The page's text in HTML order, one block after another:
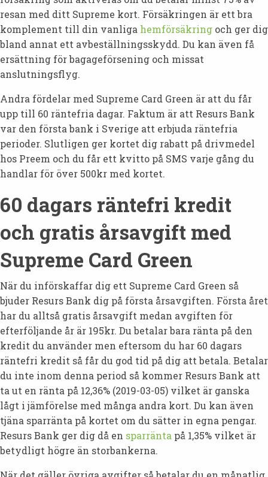
resan med ditt Supreme kort. Försäkringen är ett bra
komplement till din vanliga hemförsäkring och ger dig
bland annat ett avbeställningsskydd. Du kan även få
ersättning för bagageförsening och missat
anslutningsflyg.
Andra fördelar med Supreme Card Green är att du får
upp till 60 räntefria dagar. Faktum är att Resurs Bank
var den första bank i Sverige att erbjuda räntefria
perioder. Slutligen ger kortet dig rabatt på drivmedel
hos Preem och du får ett kvitto på SMS varje gång du
handlar för över 500kr med kortet.
60 dagars räntefri kredit
och gratis årsavgift med
Supreme Card Green
När du införskaffar dig ett Supreme Card Green så
bjuder Resurs Bank dig på första årsavgiften. Första året
har du alltså gratis årsavgift medan avgiften för
efterföljande år är 195kr. Du betalar bara ränta på den
kredit du använder men eftersom du har 60 dagars
räntefri kredit så får du god tid på dig att betala. Betalar
du inte inom denna period så kommer Resurs Bank att
ta ut en ränta på 12,36% (2019-03-05) vilket är ganska
lågt i jämförelse med många andra kort. Du kan även
tjäna sparränta på kortet om du sätter in egna pengar.
Resurs Bank ger dig då en sparränta på 1,35% vilket är
betydligt högre än storbankerna.